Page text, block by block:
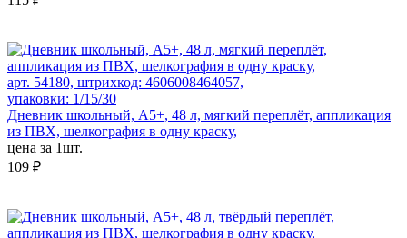
арт. 54180, штрихкод: 4606008464057,
упаковки: 1/15/30
Дневник школьный, А5+, 48 л, мягкий переплёт, аппликация
из ПВХ, шелкография в одну краску,
цена за 1шт.
109 ₽